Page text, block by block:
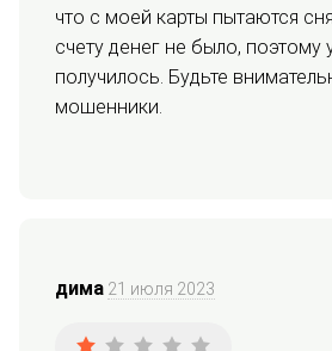
что с моей карты пытаются
счету денег не было, поэтому
получилось. Будьте
мошенники.
дима 21 июля 2023